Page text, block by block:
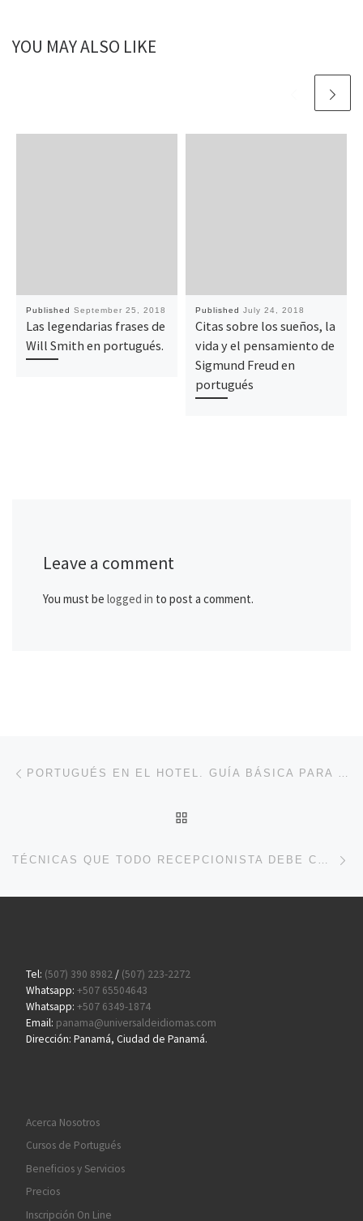
YOU MAY ALSO LIKE
Published September 25, 2018
Las legendarias frases de
Will Smith en portugués.
Published July 24, 2018
Citas sobre los sueños, la
vida y el pensamiento de
Sigmund Freud en
portugués
Leave a comment
You must be logged in to post a comment.
Post navigation PORTUGUÉS EN EL HOTEL. GUÍA BÁSICA PARA HACER UNA RESERVACIÓN Y PREGUNTAS DURANTE LA ESTADÍA
Tel: (507) 390 8982/ (507) 223-2272
Whatsapp: +507 65504643
Whatsapp: +507 6349-1874
Email: panama@universaldeidiomas.com
Dirección: Panamá, Ciudad de Panamá.
Acerca Nosotros
Cursos de Portugués
Beneficios y Servicios
Precios
Inscripción On Line